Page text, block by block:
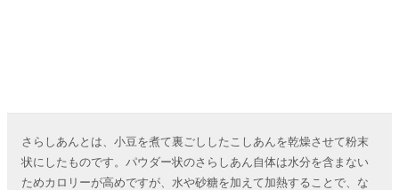
さらしあんとは、小豆を煮て裏ごししたこしあんを乾燥させて粉末
状にしたものです。パウダー状のさらしあん自体は水分を含まない
ためカロリーが高めですが、水や砂糖を加えて加熱することで、な